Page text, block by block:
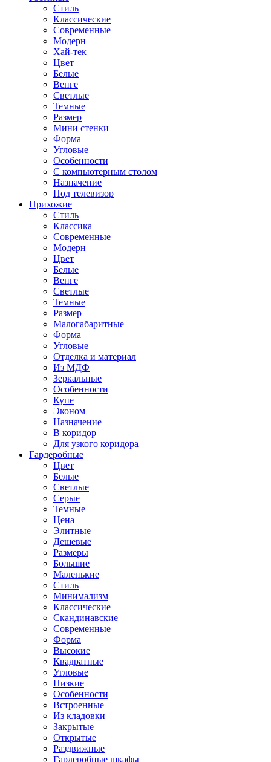
Стиль
Классические
Современные
Модерн
Хай-тек
Цвет
Белые
Венге
Светлые
Темные
Размер
Мини стенки
Форма
Угловые
Особенности
С компьютерным столом
Назначение
Под телевизор
Прихожие
Стиль
Классика
Современные
Модерн
Цвет
Белые
Венге
Светлые
Темные
Размер
Малогабаритные
Форма
Угловые
Отделка и материал
Из МДФ
Зеркальные
Особенности
Купе
Эконом
Назначение
В коридор
Для узкого коридора
Гардеробные
Цвет
Белые
Светлые
Серые
Темные
Цена
Элитные
Дешевые
Размеры
Большие
Маленькие
Стиль
Минимализм
Классические
Скандинавские
Современные
Форма
Высокие
Квадратные
Угловые
Низкие
Особенности
Встроенные
Из кладовки
Закрытые
Открытые
Раздвижные
Гардеробные шкафы